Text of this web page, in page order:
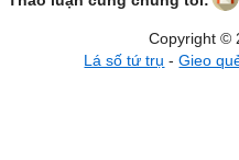
Copyright ©
Lá số tứ trụ -Gieo